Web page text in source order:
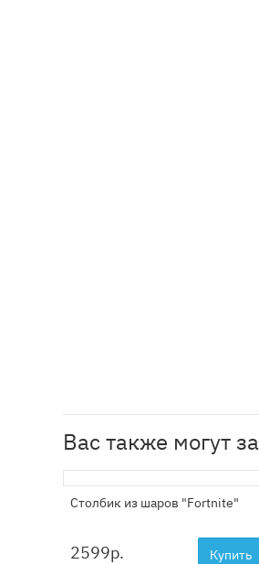
Вас также могут
Столбик из шаров "Fortnite"
2599р. Купить